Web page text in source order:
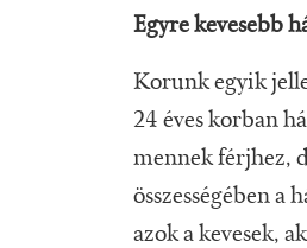
Egyre kevesebb
Korunk egyik
24 éves korban
mennek férjhez,
összességében a
azok a kevesek,